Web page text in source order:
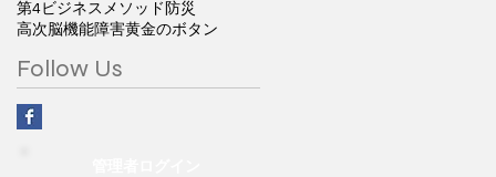
第4ビジネスメソッド 防災
高次脳機能障害黄金のボタン
Follow Us